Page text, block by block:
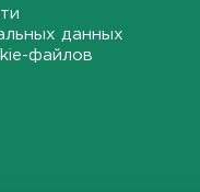
данных
файлов